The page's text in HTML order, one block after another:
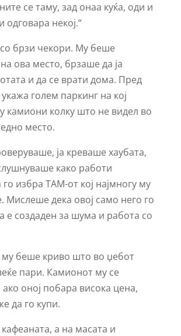
се таму, зад онаа куќа, оди и
одговара некој.“
брзи чекори. Му беше
ова место, брзаше да ја
и да се врати дома. Пред
голем паркинг на кој
камиони колку што не видел во
место.
ја креваше хаубата,
како работи
избра ТАМ-от кој најмногу му
Мислеше дека овој само него го
е создаден за шума и работа со
му беше криво што во џебот
пари. Камионот му се
оној побара висока цена,
да го купи.
а на масата и